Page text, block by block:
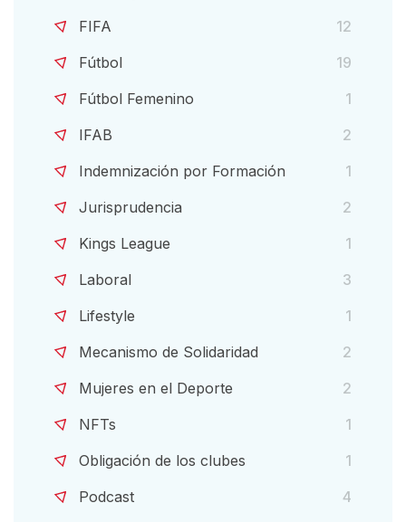
FIFA
12
Fútbol
19
Fútbol Femenino
1
IFAB
2
Indemnización por Formación
1
Jurisprudencia
2
Kings League
1
Laboral
3
Lifestyle
1
Mecanismo de Solidaridad
2
Mujeres en el Deporte
2
NFTs
1
Obligación de los clubes
1
Podcast
4